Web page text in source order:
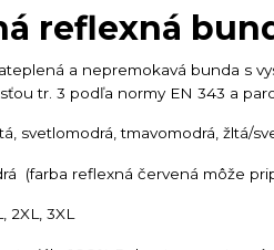
reflexná
a nepremokavá bunda s
tr. 3 podľa normy EN 343 a
svetlomodrá, tmavomodrá, žltá/
(farba reflexná červená môže
2XL, 3XL